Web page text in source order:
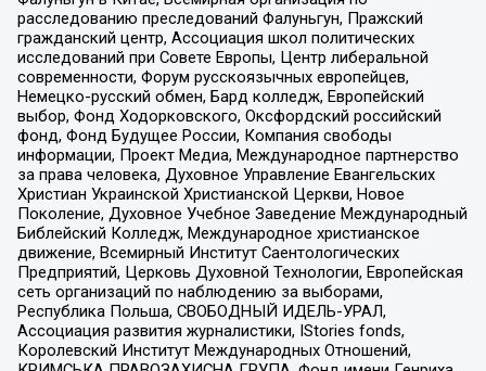
расследованию преследований Фалуньгун, Пражский
гражданский центр, Ассоциация школ политических
исследований при Совете Европы, Центр либеральной
современности, Форум русскоязычных европейцев,
Немецко-русский обмен, Бард колледж, Европейский
выбор, Фонд Ходорковского, Оксфордский российский
фонд, Фонд Будущее России, Компания свободы
информации, Проект Медиа, Международное партнерство
за права человека, Духовное Управление Евангельских
Христиан Украинской Христианской Церкви, Новое
Поколение, Духовное Учебное Заведение Международный
Библейский Колледж, Международное христианское
движение, Всемирный Институт Саентологических
Предприятий, Церковь Духовной Технологии, Европейская
сеть организаций по наблюдению за выборами,
Республика Польша, СВОБОДНЫЙ ИДЕЛЬ-УРАЛ,
Ассоциация развития журналистики, IStories fonds,
Королевский Институт Международных Отношений,